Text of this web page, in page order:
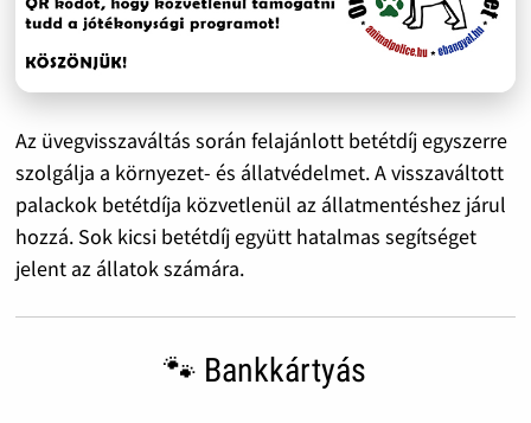
Az üvegvisszaváltás során felajánlott betétdíj egyszerre
szolgálja a környezet- és állatvédelmet. A visszaváltott
palackok betétdíja közvetlenül az állatmentéshez járul
hozzá. Sok kicsi betétdíj együtt hatalmas segítséget
jelent az állatok számára.
🐾 Bankkártyás